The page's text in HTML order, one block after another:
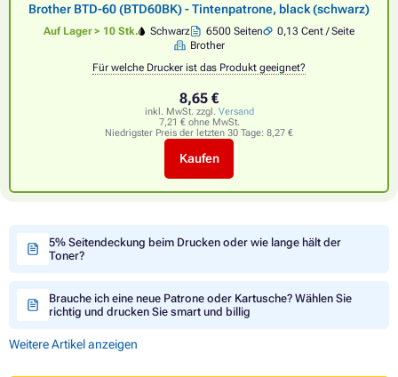
Brother BTD-60 (BTD60BK) - Tintenpatrone, black (schwarz)
Auf Lager > 10 Stk. Schwarz 6500 Seiten
0,13 Cent / Seite
Brother
Für welche Drucker ist das Produkt geeignet?
8,65 €
inkl. MwSt. zzgl. Versand
7,21 € ohne MwSt.
Niedrigster Preis der letzten 30 Tage: 8,27 €
Kaufen
5% Seitendeckung beim Drucken oder wie lange hält der
Toner?
Brauche ich eine neue Patrone oder Kartusche? Wählen Sie
richtig und drucken Sie smart und billig
Weitere Artikel anzeigen